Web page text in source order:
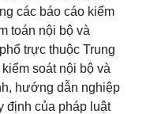
các báo cáo kiểm
toán nội bộ và
trực thuộc Trung
soát nội bộ và
hướng dẫn nghiệp
định của pháp luật